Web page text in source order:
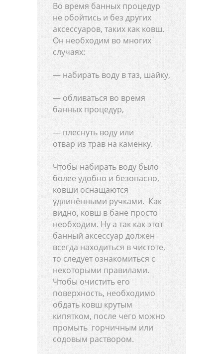
Во время банных процедур
не обойтись и без других
аксессуаров, таких как ковш.
Он необходим во многих
случаях:
— набирать воду в таз, шайку,
— обливаться во время
банных процедур,
— плеснуть воду или
отвар из трав на каменку.
Чтобы набирать воду было
более удобно и безопасно,
ковши оснащаются
удлинёнными ручками. Как
видно, ковш в бане просто
необходим. Ну а так как этот
банный аксессуар должен
всегда находиться в чистоте,
то следует ознакомиться с
некоторыми правилами.
Чтобы очистить его
поверхность, необходимо
обдать ковш крутым
кипятком, после чего можно
промыть горчичным или
содовым раствором.